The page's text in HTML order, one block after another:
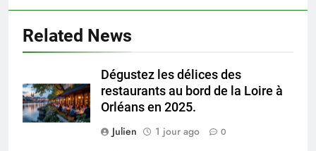
Related News
Dégustez les délices des
restaurants au bord de la Loire à
Orléans en 2025.
Julien
1 jour ago 0